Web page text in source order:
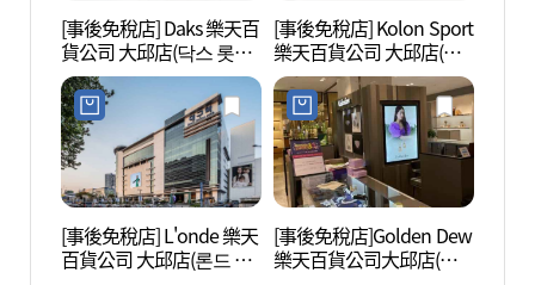
[事後免稅店] Daks 樂天百
貨公司 大邱店(닥스 롯데
백화점 대구점)
[事後免稅店] Kolon Sport
樂天百貨公司 大邱店(코
오롱스포츠 롯데백화점
대구점)
[事後免稅店] L'onde 樂天
百貨公司 大邱店(론드 롯
[事後免稅店]Golden Dew
樂天百貨公司大邱店(골